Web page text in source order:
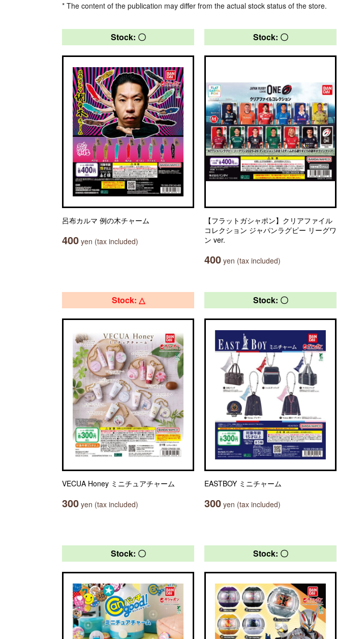
* The content of the publication may differ from the actual stock status of the store.
Stock: 〇
呂布カルマ 例の木チャーム
400 yen (tax included)
Stock: 〇
【フラットガシャポン】クリアファイル
コレクション ジャパンラグビー リーグワ
ン ver.
400 yen (tax included)
Stock: △
VECUA Honey ミニチュアチャーム
300 yen (tax included)
Stock: 〇
EASTBOY ミニチャーム
300 yen (tax included)
Stock: 〇 Stock: 〇